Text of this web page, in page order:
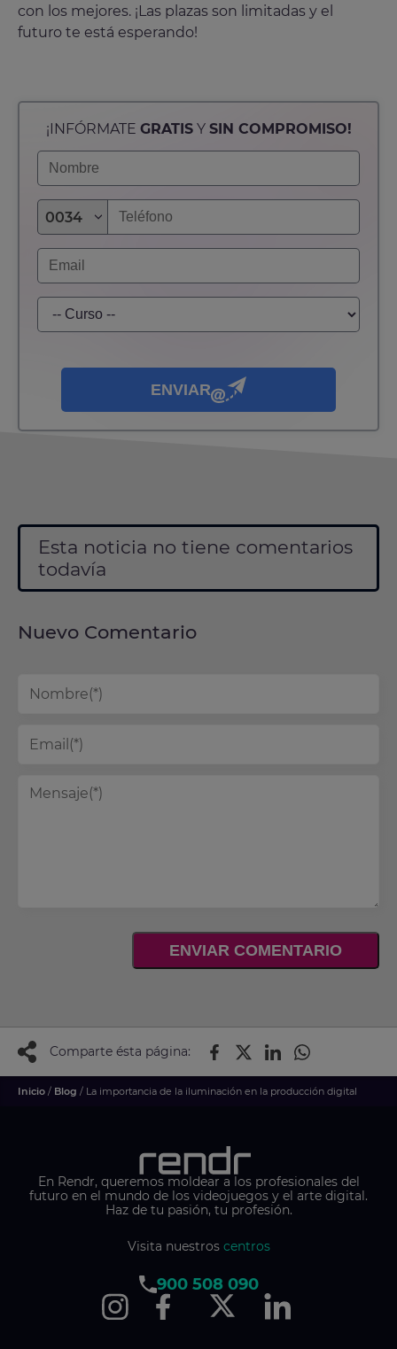
con los mejores. ¡Las plazas son limitadas y el
futuro te está esperando!
¡INFÓRMATE GRATISY SIN COMPROMISO!
0034
ENVIAR
Esta noticia no tiene comentarios
todavía
Nuevo Comentario
ENVIAR COMENTARIO
Comparte ésta página:
Inicio / Blog / La importancia de la iluminación en la producción digital
En Rendr, queremos moldear a los profesionales del
futuro en el mundo de los videojuegos y el arte digital.
Haz de tu pasión, tu profesión.
Visita nuestros centros
900 508 090